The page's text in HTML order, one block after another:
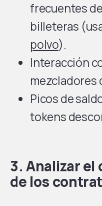
frecuentes
billeteras
polvo).
Interacción
mezcladores
Picos de
tokens
3. Analizar
de los